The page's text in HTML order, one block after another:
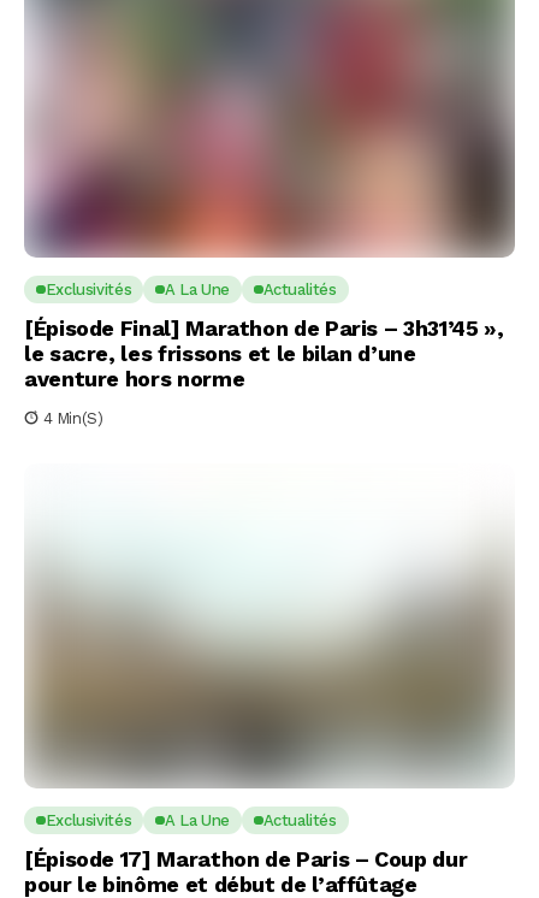
Exclusivités A La Une Actualités
[Épisode Final] Marathon de Paris – 3h31’45 »,
le sacre, les frissons et le bilan d’une
aventure hors norme
4 Min(s)
Exclusivités A La Une Actualités
[Épisode 17] Marathon de Paris – Coup dur
pour le binôme et début de l’affûtage